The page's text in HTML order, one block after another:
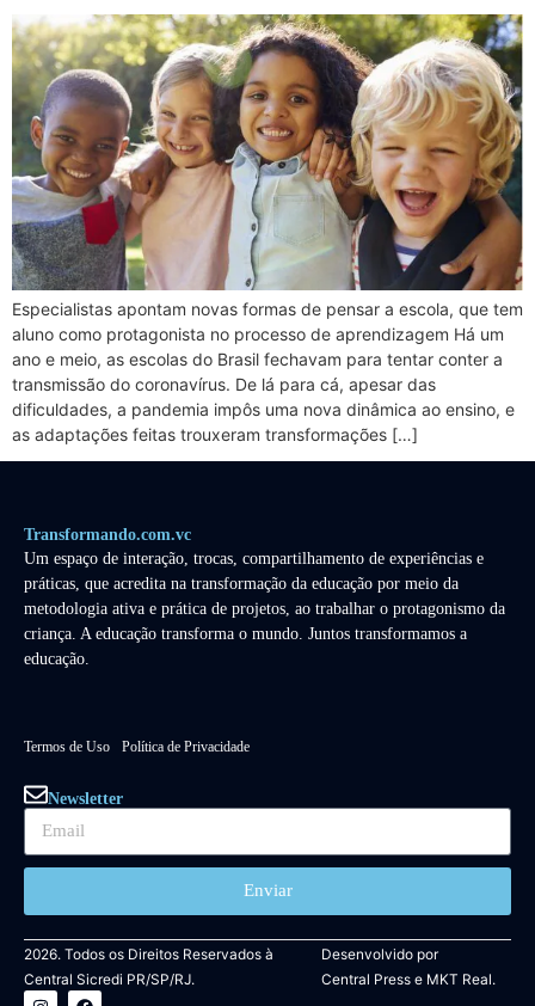
Especialistas apontam novas formas de pensar a escola, que tem
aluno como protagonista no processo de aprendizagem Há um
ano e meio, as escolas do Brasil fechavam para tentar conter a
transmissão do coronavírus. De lá para cá, apesar das
dificuldades, a pandemia impôs uma nova dinâmica ao ensino, e
as adaptações feitas trouxeram transformações […]
Transformando.com.vc
Um espaço de interação, trocas, compartilhamento de experiências e
práticas, que acredita na transformação da educação por meio da
metodologia ativa e prática de projetos, ao trabalhar o protagonismo da
criança. A educação transforma o mundo. Juntos transformamos a
educação.
Termos de Uso Política de Privacidade
Newsletter
Enviar
2026. Todos os Direitos Reservados à
Central Sicredi PR/SP/RJ.
Desenvolvido por
Central Presse MKT Real.